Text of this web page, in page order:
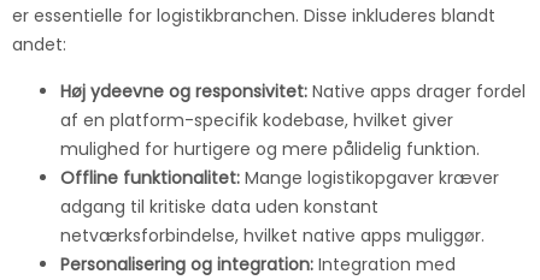
er essentielle for logistikbranchen. Disse inkluderes blandt
andet:
Høj ydeevne og responsivitet: Native apps drager fordel
af en platform-specifik kodebase, hvilket giver
mulighed for hurtigere og mere pålidelig funktion.
Offline funktionalitet: Mange logistikopgaver kræver
adgang til kritiske data uden konstant
netværksforbindelse, hvilket native apps muliggør.
Personalisering og integration: Integration med